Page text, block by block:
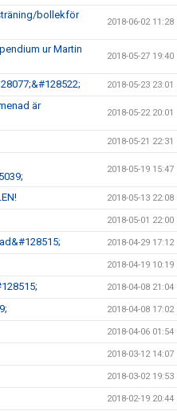
bollekför
2018-06-02 11:28
ur Martin
2018-05-27 19:40
2018-05-23 23:01
är
2018-05-22 20:01
2018-05-21 22:31
2018-05-19 15:47
2018-05-13 22:08
2018-05-01 22:00
2018-04-29 17:12
2018-04-19 10:19
2018-04-08 21:04
2018-04-08 17:02
2018-04-06 01:54
2018-03-12 14:07
2018-03-02 19:53
2018-02-19 20:44